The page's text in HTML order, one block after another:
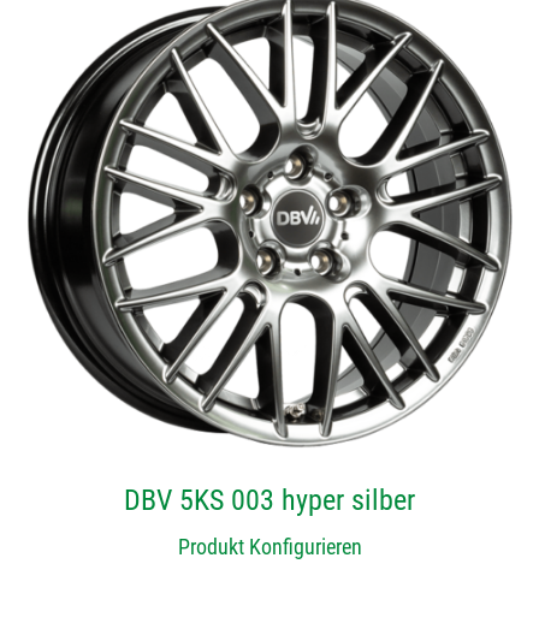
DBV 5KS 003 hyper silber
Produkt Konfigurieren